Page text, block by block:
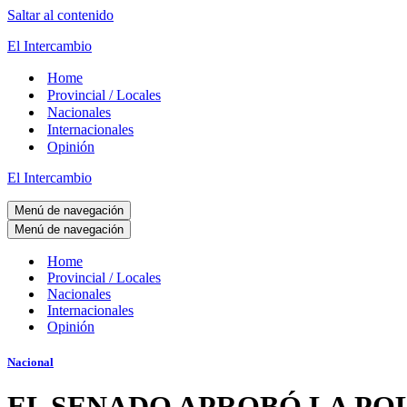
Saltar al contenido
El Intercambio
Home
Provincial / Locales
Nacionales
Internacionales
Opinión
El Intercambio
Menú de navegación
Menú de navegación
Home
Provincial / Locales
Nacionales
Internacionales
Opinión
Nacional